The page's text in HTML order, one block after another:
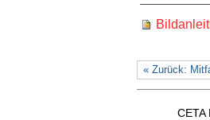
« Zurück:
CETA